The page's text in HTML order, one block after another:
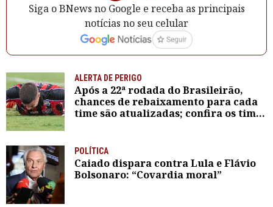
Siga o BNews no Google e receba as principais
notícias no seu celular
ALERTA DE PERIGO
Após a 22ª rodada do Brasileirão,
chances de rebaixamento para cada
time são atualizadas; confira os times
POLÍTICA
Caiado dispara contra Lula e Flávio
Bolsonaro: “Covardia moral”